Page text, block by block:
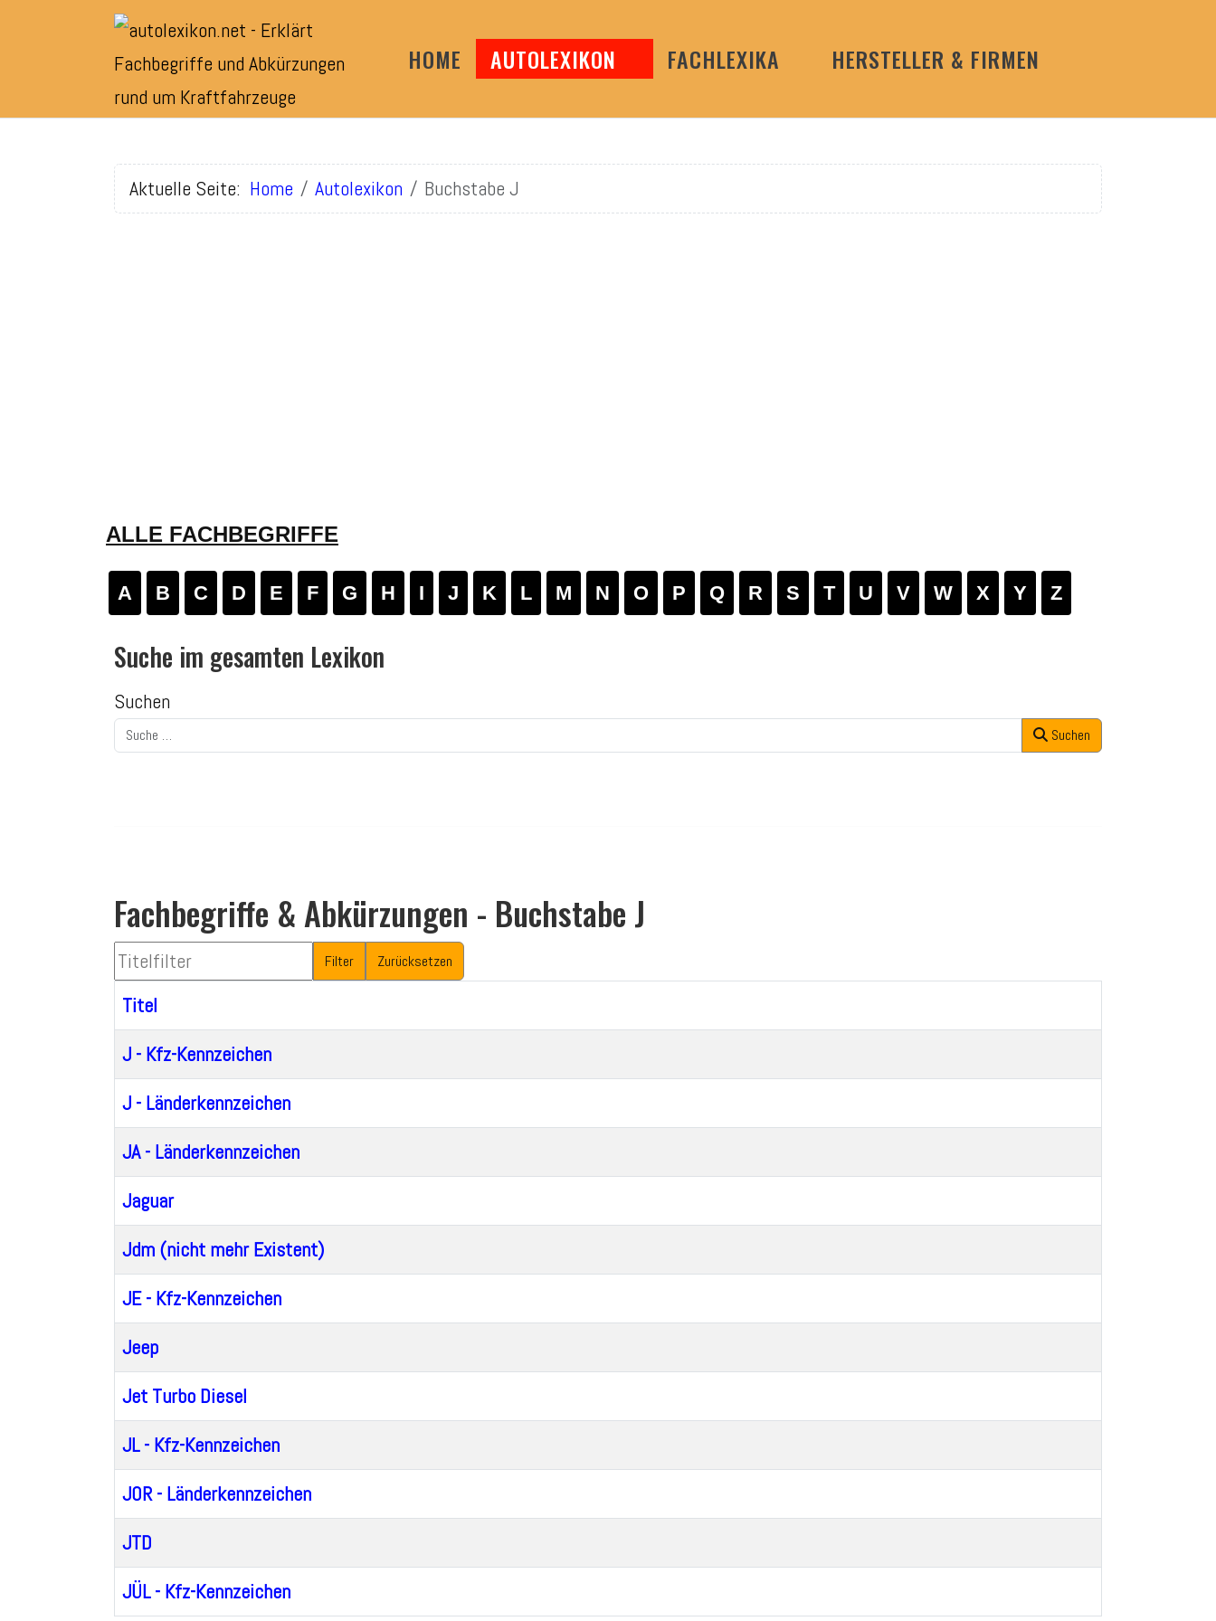
HOME AUTOLEXIKON FACHLEXIKA HERSTELLER & FIRMEN
Aktuelle Seite: Home Autolexikon Buchstabe J
ALLE FACHBEGRIFFE
A B C D E F G H I J K L M N O P Q R S T U V W X Y Z
Suche im gesamten Lexikon
Suchen
Suchen
Fachbegriffe & Abkürzungen - Buchstabe J
Titelfilter Filter Zurücksetzen
Titel
J - Kfz-Kennzeichen
J - Länderkennzeichen
JA - Länderkennzeichen
Jaguar
Jdm (nicht mehr Existent)
JE - Kfz-Kennzeichen
Jeep
Jet Turbo Diesel
JL - Kfz-Kennzeichen
JOR - Länderkennzeichen
JTD
JÜL - Kfz-Kennzeichen